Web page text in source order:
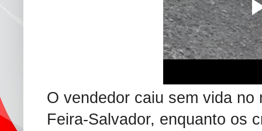
O vendedor caiu sem vida
Feira-Salvador, enquanto os